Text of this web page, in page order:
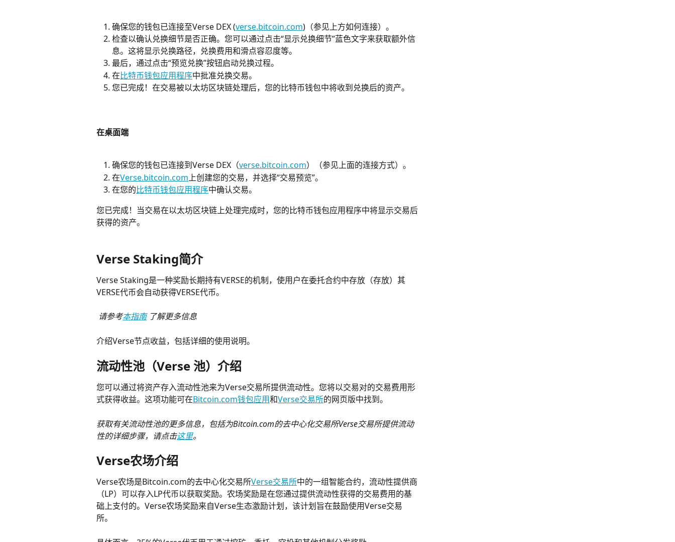
确保您的钱包已连接至Verse DEX (verse.bitcoin.com)（参见上方如何连接）。
检查以确认兑换细节是否正确。您可以通过点击“显示兑换细节”蓝色文字来获取额外信
息。这将显示兑换路径，兑换费用和滑点容忍度等。
最后，通过点击“预览兑换”按钮启动兑换过程。
在比特币钱包应用程序中批准兑换交易。
您已完成！在交易被以太坊区块链处理后，您的比特币钱包中将收到兑换后的资产。
在桌面端
确保您的钱包已连接到Verse DEX（verse.bitcoin.com）（参见上面的连接方式）。
在Verse.bitcoin.com上创建您的交易，并选择“交易预览”。
在您的比特币钱包应用程序中确认交易。
您已完成！当交易在以太坊区块链上处理完成时，您的比特币钱包应用程序中将显示交易后
获得的资产。
Verse Staking简介
Verse Staking是一种奖励长期持有VERSE的机制，使用户在委托合约中存放（存放）其
VERSE代币会自动获得VERSE代币。
请参考本指南 了解更多信息
介绍Verse节点收益，包括详细的使用说明。
流动性池（Verse 池）介绍
您可以通过将资产存入流动性池来为Verse交易所提供流动性。您将以交易对的交易费用形
式获得收益。这项功能可在Bitcoin.com钱包应用和Verse交易所的网页版中找到。
获取有关流动性池的更多信息，包括为Bitcoin.com的去中心化交易所Verse交易所提供流动
性的详细步骤，请点击这里。
Verse农场介绍
Verse农场是Bitcoin.com的去中心化交易所Verse交易所中的一组智能合约，流动性提供商
（LP）可以存入LP代币以获取奖励。农场奖励是在您通过提供流动性获得的交易费用的基
础上支付的。Verse农场奖励来自Verse生态激励计划，该计划旨在鼓励使用Verse交易
所。